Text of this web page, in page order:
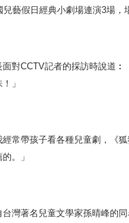
藝假日經典小劇場連演3場，
CCTV記者的採訪時說道︰
」
帶孩子看各種兒童劇，《狐
的。」
著名兒童文學家孫晴峰的同